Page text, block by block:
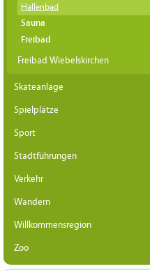
Hallenbad
Sauna
Freibad
Freibad Wiebelskirchen
Skateanlage
Spielplätze
Sport
Stadtführungen
Verkehr
Wandern
Willkommensregion
Zoo